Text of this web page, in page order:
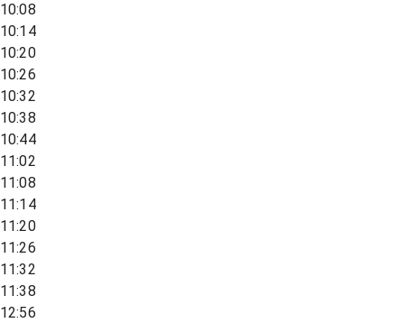
10:08
10:14
10:20
10:26
10:32
10:38
10:44
11:02
11:08
11:14
11:20
11:26
11:32
11:38
12:56